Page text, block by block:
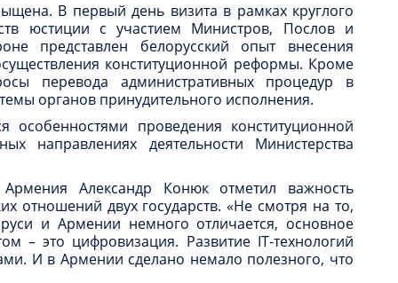
В первый день визита в рамках круглого
юстиции с участием Министров, Послов и
представлен белорусский опыт внесения
конституционной реформы. Кроме
перевода административных процедур в
органов принудительного исполнения.
проведения конституционной
направлениях деятельности Министерства
Александр Конюк отметил важность
отношений двух государств. «Не смотря на то,
и Армении немного отличается, основное
– это цифровизация. Развитие IT-технологий
И в Армении сделано немало полезного, что